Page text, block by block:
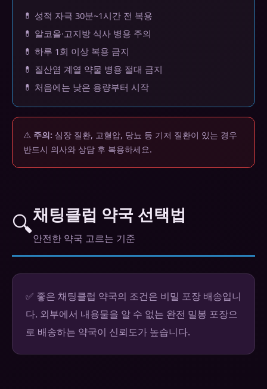
💊 성적 자극 30분~1시간 전 복용
💊 알코올·고지방 식사 병용 주의
💊 하루 1회 이상 복용 금지
💊 질산염 계열 약물 병용 절대 금지
💊 처음에는 낮은 용량부터 시작
⚠️ 주의: 심장 질환, 고혈압, 당뇨 등 기저 질환이 있는 경우
반드시 의사와 상담 후 복용하세요.
🔍채팅클럽 약국 선택법
안전한 약국 고르는 기준
✅ 좋은 채팅클럽 약국의 조건은 비밀 포장 배송입니
다. 외부에서 내용물을 알 수 없는 완전 밀봉 포장으
로 배송하는 약국이 신뢰도가 높습니다.